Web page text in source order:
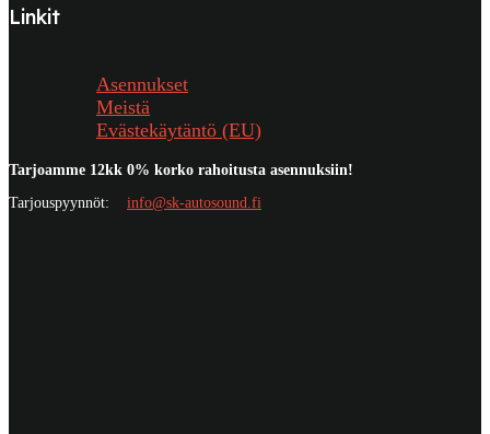
Linkit
Asennukset
Meistä
Evästekäytäntö (EU)
Tarjoamme 12kk 0% korko rahoitusta asennuksiin!
Tarjouspyynnöt: info@sk-autosound.fi